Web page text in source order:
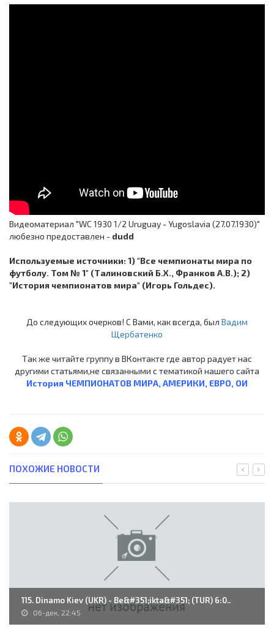
Видеоматериал "WC 1930 1/2 Uruguay - Yugoslavia (27.07.1930)"
любезно предоставлен - dudd
Используемые источники: 1) "Все чемпионаты мира по
футболу. Том № 1" (Талиновский Б.Х., Франков А.В.); 2)
"История чемпионатов мира" (Игорь Гольдес).
До следующих очерков! С Вами, как всегда, был Вадим
Щербатенко
Так же читайте группу в ВКонтакте где автор радует нас
другими статьями,не связанными с тематикой нашего сайта
История ЧЕМПИОНАТОВ МИРА, АМЕРИКИ, ЕВРО, ОИ
ПОХОЖИЕ НОВОСТИ
115. Dinamo Kiev (UKR) - Be&#351;ikta&#351; (TUR) 6:0..
06-дек, 22:45